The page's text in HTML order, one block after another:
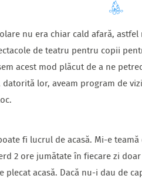
nu era chiar cald afară,
de teatru pentru copii
acest mod plăcut de a ne
lor, aveam program de
fi lucrul de acasă. Mi-e
2 ore jumătate în fiecare zi
plecat acasă. Dacă nu-i dau de